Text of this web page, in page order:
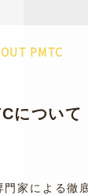
PMTC
について
家による徹